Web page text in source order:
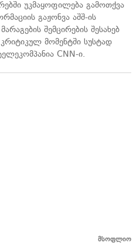
უკმაყოფილება გამოთქვა
გაჟონვა აშშ-ის
შემცირების შესახებ
მომენტში სუსტად
CNN-ი.
მსოფლიო